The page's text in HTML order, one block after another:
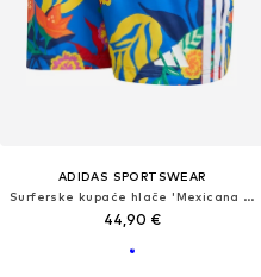
ADIDAS SPORTSWEAR
Surferske kupaće hlače 'Mexicana Florals'
44,90 €